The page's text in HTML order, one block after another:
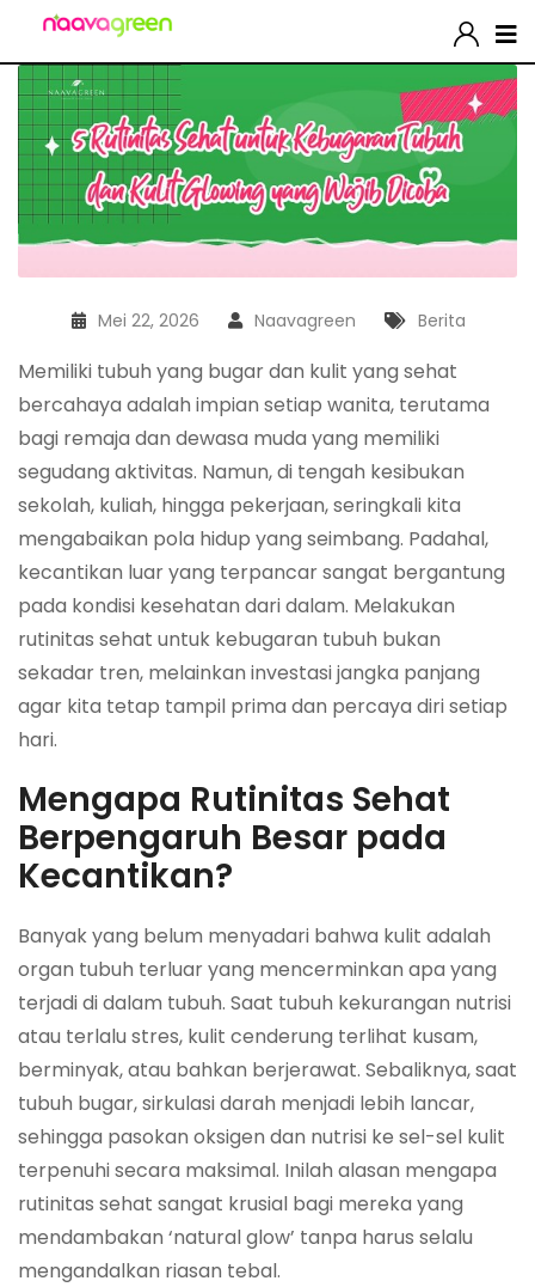
Mei 22, 2026 Naavagreen Berita
Memiliki tubuh yang bugar dan kulit yang sehat
bercahaya adalah impian setiap wanita, terutama
bagi remaja dan dewasa muda yang memiliki
segudang aktivitas. Namun, di tengah kesibukan
sekolah, kuliah, hingga pekerjaan, seringkali kita
mengabaikan pola hidup yang seimbang. Padahal,
kecantikan luar yang terpancar sangat bergantung
pada kondisi kesehatan dari dalam. Melakukan
rutinitas sehat untuk kebugaran tubuh bukan
sekadar tren, melainkan investasi jangka panjang
agar kita tetap tampil prima dan percaya diri setiap
hari.
Mengapa Rutinitas Sehat
Berpengaruh Besar pada
Kecantikan?
Banyak yang belum menyadari bahwa kulit adalah
organ tubuh terluar yang mencerminkan apa yang
terjadi di dalam tubuh. Saat tubuh kekurangan nutrisi
atau terlalu stres, kulit cenderung terlihat kusam,
berminyak, atau bahkan berjerawat. Sebaliknya, saat
tubuh bugar, sirkulasi darah menjadi lebih lancar,
sehingga pasokan oksigen dan nutrisi ke sel-sel kulit
terpenuhi secara maksimal. Inilah alasan mengapa
rutinitas sehat sangat krusial bagi mereka yang
mendambakan ‘natural glow’ tanpa harus selalu
mengandalkan riasan tebal.